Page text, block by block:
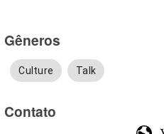
Gêneros
Culture Talk
Contato